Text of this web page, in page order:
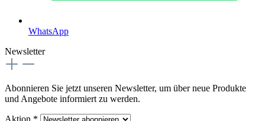
WhatsApp
Newsletter
Abonnieren Sie jetzt unseren Newsletter, um über neue Produkte
und Angebote informiert zu werden.
Aktion *